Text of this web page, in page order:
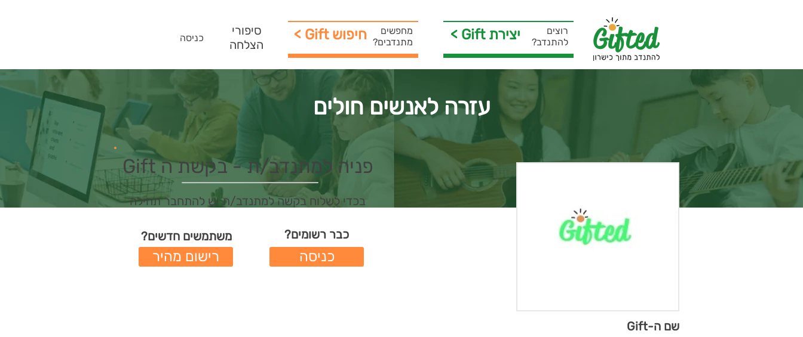
כניסה
סיפורי
הצלחה
מחפשים
מתנדבים? < Gift חיפוש < Gift יצירת
רוצים
להתנדב?
עזרה לאנשים חולים
שם ה-Gift
פניה למתנדב/ת - בקשת ה Gift
בכדי לשלוח בקשה למתנדב/ת יש להתחבר תחילה
משתמשים חדשים?
רישום מהיר
כבר רשומים?
כניסה